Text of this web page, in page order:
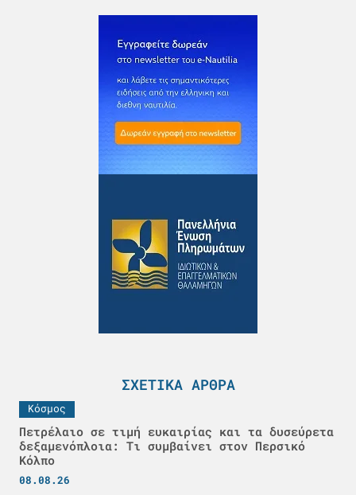
ΣΧΕΤΙΚΆ ΆΡΘΡΑ
Κόσμος
Πετρέλαιο σε τιμή ευκαιρίας και τα δυσεύρετα
δεξαμενόπλοια: Τι συμβαίνει στον Περσικό
Κόλπο
08.08.26